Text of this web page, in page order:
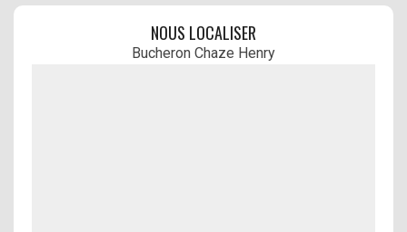
NOUS LOCALISER
Bucheron Chaze Henry